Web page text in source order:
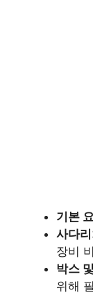
기본
사다
장비
박스
위해